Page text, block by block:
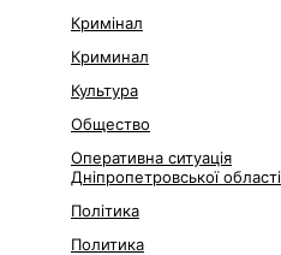
Кримінал
Криминал
Культура
Общество
Оперативна ситуація
Дніпропетровської області
Політика
Политика